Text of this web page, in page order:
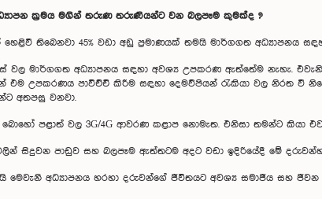
ක්‍රමය මගින් තරුණ තරුණියන්ට වන බලපෑම කුමක්ද ?
හෙළිවී තිබෙනවා 45% වඩා අඩු ප්‍රමාණයක් තමයි මාර්ගගත
වල මාර්ගගත අධ්‍යාපනය සඳහා අවශ්‍ය උපකරණ ඇත්තේම නැහැ.
එම උපකරණය පාවිච්චි කිරීම සඳහා දෙමව්පියන් රැකියා වල නිරත වී
අතපසු වනවා.
බොහෝ පළාත් වල 3G/4G ආවරණ කළාප නොමැත. එනිසා තමන්ට කියා
සිදුවන පාඩුව සහ බලපෑම ඇත්තටම අදට වඩා ඉදිරියේදී මේ
මෙවැනි අධ්‍යාපනය හරහා දරුවන්ගේ ජීවිතයට අවශ්‍ය සමාජීය සහ ජීවන